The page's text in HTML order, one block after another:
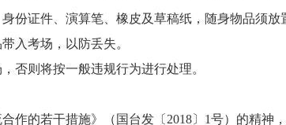
份证件、演算笔、橡皮及草稿纸，随身物品须放
入考场，以防丢失。
否则将按一般违规行为进行处理。
作的若干措施》（国台发〔2018〕1号）的精神，